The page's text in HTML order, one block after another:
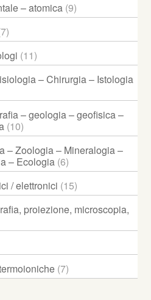
– atomica (9)
(11)
– Chirurgia – Istologia
– geologia – geofisica –
(10)
– Zoologia – Mineralogia –
– Ecologia (6)
/ elettronici (15)
proiezione, microscopia,
(7)